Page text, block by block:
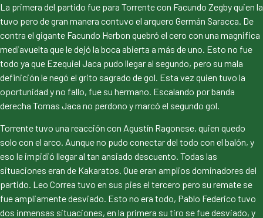
La primera del partido fue para Torrente con Facundo Zegby quien la
tuvo pero de gran manera contuvo el arquero Germán Saracca. De
contra el gigante Facundo Herbon quebró el cero con una magnifica
mediavuelta que le dejó la boca abierta a más de uno. Esto no fue
todo ya que Ezequiel Jaca pudo llegar al segundo, pero su mala
definición le negó el grito sagrado de gol. Esta vez quien tuvo la
oportunidad y no fallo, fue su hermano. Escalando por banda
derecha Tomas Jaca no perdono y marcó el segundo gol.
Torrente tuvo una reacción con Agustín Ragonese, quien quedo
solo con el arco. Aunque no pudo conectar del todo con el balón, y
eso le impidió llegar al tan ansiado descuento. Todas las
situaciones eran de Kakaratos. Que eran amplios dominadores del
partido. Leo Correa tuvo en sus pies el tercero pero su remate se
fue ampliamente desviado. Esto no era todo, Pablo Federico tuvo
dos inmensas situaciones, en la primera su tiro se fue desviado, y